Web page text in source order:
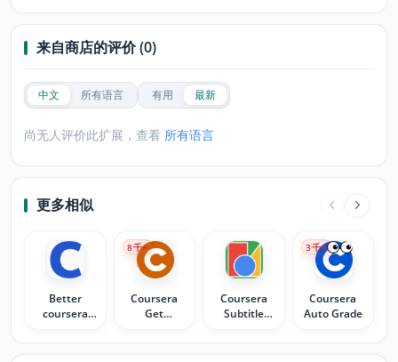
来自商店的评价 (0)
中文 所有语言 有用 最新
尚无人评价此扩展，查看 所有语言
更多相似
Better
coursera
Coursera
Get
Link
8千+
Coursera
Subtitle
Coursera
Auto Grade
3千+